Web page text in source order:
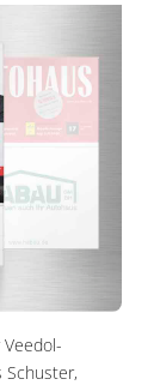
Schuster,